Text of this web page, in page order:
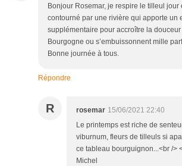
Bonjour Rosemar, je respire le tilleul jour
contourné par une rivière qui apporte un
supplémentaire pour accroître la
Bourgogne ou s’embuissonnent mille
Bonne journée à tous.
Répondre
R rosemar 15/06/2021 22:40
Le printemps est riche de
viburnum, fleurs de tilleuls si
ce tableau bourguignon...<br />
Michel